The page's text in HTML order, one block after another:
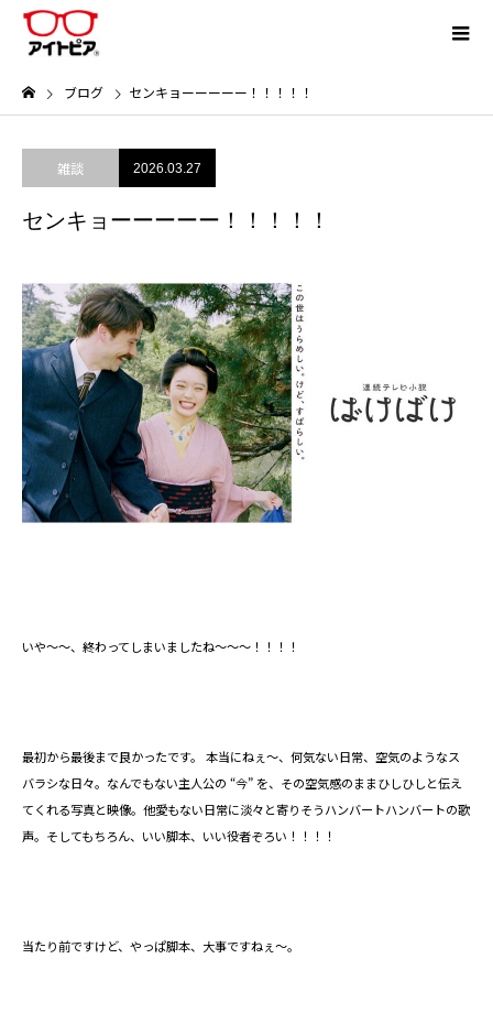
ブログ センキョーーーーー！！！！！
雑談 2026.03.27
センキョーーーーー！！！！！
いや～～、終わってしまいましたね～～～！！！！
最初から最後まで良かったです。 本当にねぇ～、何気ない日常、空気のようなス
バラシな日々。なんでもない主人公の “今” を、その空気感のままひしひしと伝え
てくれる写真と映像。他愛もない日常に淡々と寄りそうハンバートハンバートの歌
声。そしてもちろん、いい脚本、いい役者ぞろい！！！！
当たり前ですけど、やっぱ脚本、大事ですねぇ～。